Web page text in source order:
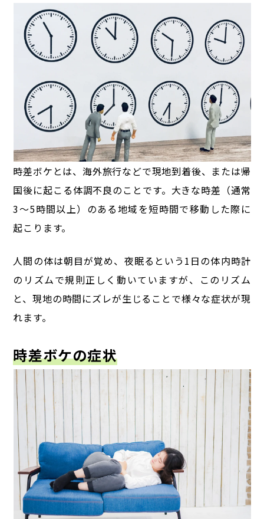
時差ボケとは、海外旅行などで現地到着後、または帰
国後に起こる体調不良のことです。 大きな時差（通常
3～5時間以上）のある地域を短時間で移動した際に
起こります。
人間の体は朝目が覚め、夜眠るという1日の体内時計
のリズムで規則正しく動いていますが、 このリズム
と、現地の時間にズレが生じることで様々な症状が現
れます。
時差ボケの症状